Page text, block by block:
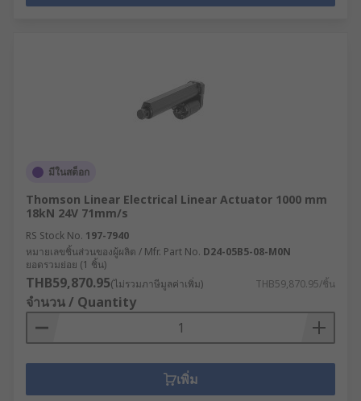
มีในสต็อก
Thomson Linear Electrical Linear Actuator 1000 mm
18kN 24V 71mm/s
RS Stock No. 197-7940
หมายเลขชิ้นส่วนของผู้ผลิต / Mfr. Part No. D24-05B5-08-M0N
ยอดรวมย่อย (1 ชิ้น)
THB59,870.95(ไม่รวมภาษีมูลค่าเพิ่ม) THB59,870.95/ชิ้น
จำนวน / Quantity
เพิ่ม